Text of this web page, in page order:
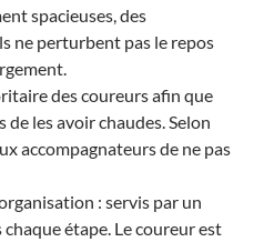
spacieuses, des
ne perturbent pas le repos
des coureurs afin que
les avoir chaudes. Selon
accompagnateurs de ne pas
: servis par un
étape. Le coureur est